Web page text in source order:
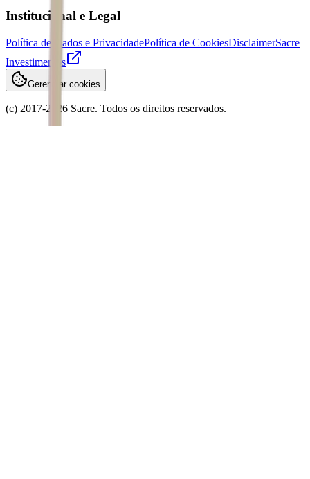
Institucional e Legal
Política de Dados e PrivacidadePolítica de CookiesDisclaimerSacre
Investimentos
Gerenciar cookies
(c) 2017-2026 Sacre. Todos os direitos reservados.